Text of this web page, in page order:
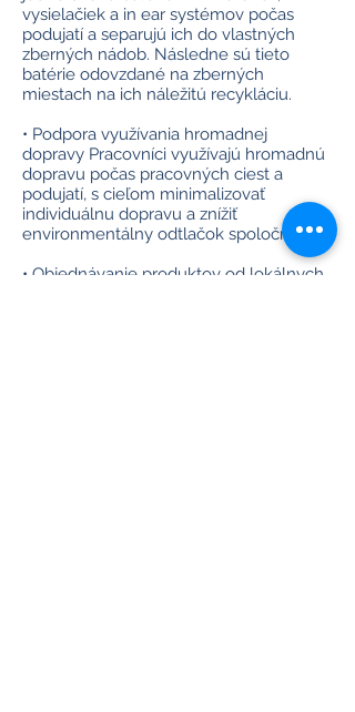
vysielačiek a in ear systémov počas
podujatí a separujú ich do vlastných
zberných nádob. Následne sú tieto
batérie odovzdané na zberných
miestach na ich náležitú recykláciu.
• Podpora využívania hromadnej
dopravy Pracovníci využívajú hromadnú
dopravu počas pracovných ciest a
podujatí, s cieľom minimalizovať
individuálnu dopravu a znížiť
environmentálny odtlačok spoločnosti.
• Objednávanie produktov od lokálnych